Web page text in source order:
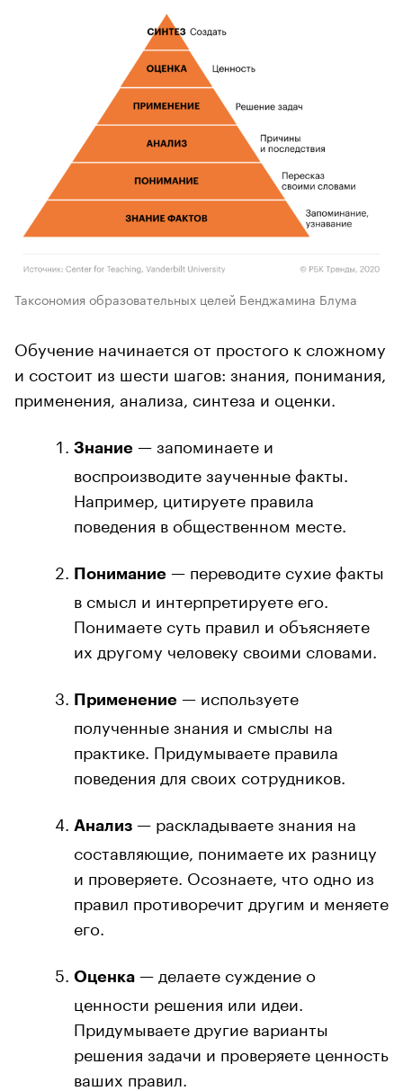
Таксономия образовательных целей Бенджамина Блума
Обучение начинается от простого к сложному
и состоит из шести шагов: знания, понимания,
применения, анализа, синтеза и оценки.
Знание — запоминаете и
воспроизводите заученные факты.
Например, цитируете правила
поведения в общественном месте.
Понимание — переводите сухие факты
в смысл и интерпретируете его.
Понимаете суть правил и объясняете
их другому человеку своими словами.
Применение — используете
полученные знания и смыслы на
практике. Придумываете правила
поведения для своих сотрудников.
Анализ — раскладываете знания на
составляющие, понимаете их разницу
и проверяете. Осознаете, что одно из
правил противоречит другим и меняете
его.
Оценка — делаете суждение о
ценности решения или идеи.
Придумываете другие варианты
решения задачи и проверяете ценность
ваших правил.